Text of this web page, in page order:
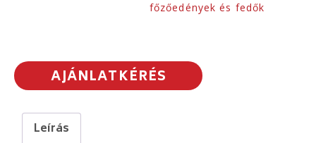
főzőedények és fedők
AJÁNLATKÉRÉS
Leírás